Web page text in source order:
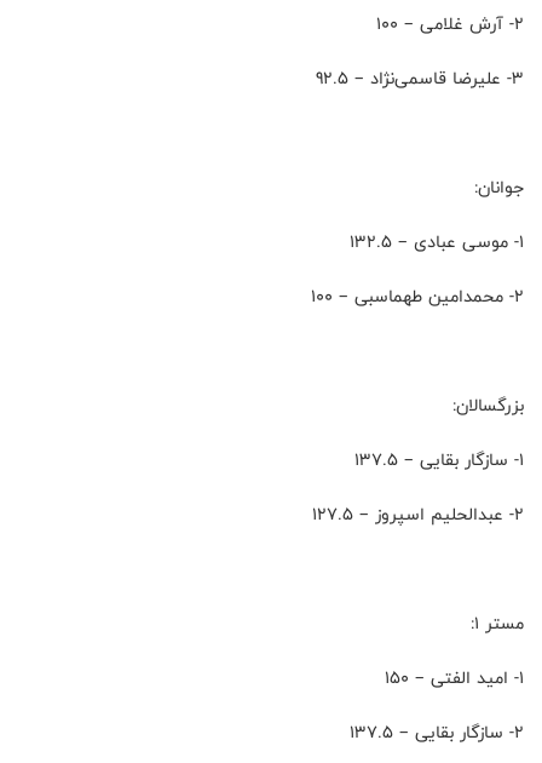
۲- آرش غلامی – 100
۳- علیرضا قاسمی‌نژاد – 92.5
جوانان:
۱- موسی عبادی – 132.5
۲- محمدامین طهماسبی – 100
بزرگسالان:
۱- سازگار بقایی – 137.5
۲- عبدالحلیم اسپروز – 127.5
مستر 1:
۱- امید الفتی – 150
۲- سازگار بقایی – 137.5